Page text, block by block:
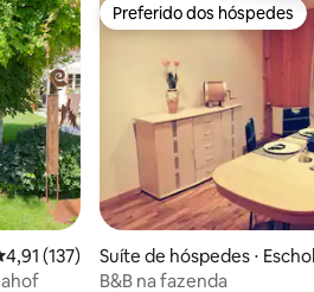
de uma avaliação média de 5, 137
4,91 (137)
Preferido dos hóspedes
Preferido dos hóspedes
Suíte de hóspedes ⋅
matt
B&B na fazenda